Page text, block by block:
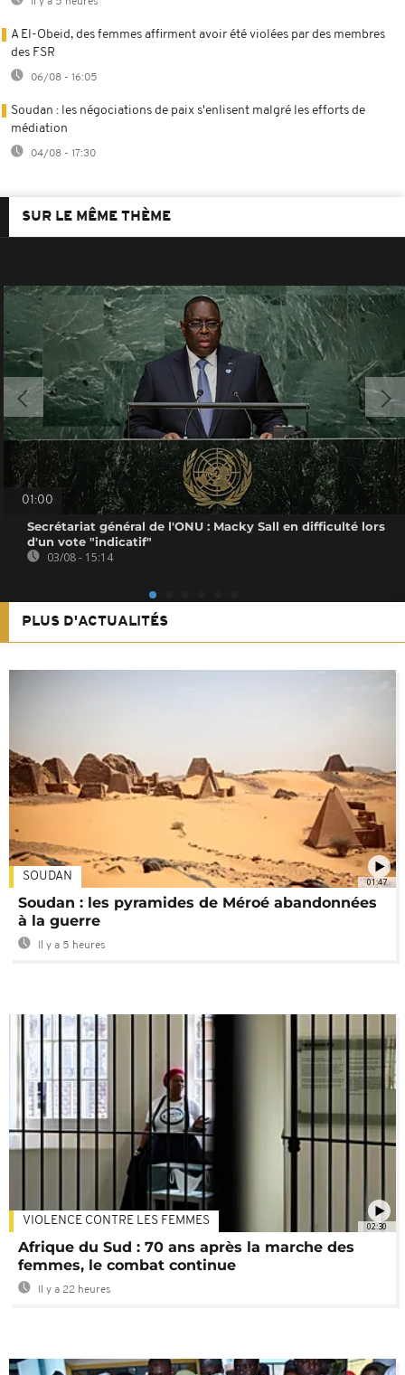
A El-Obeid, des femmes affirment avoir été violées par des membres
des FSR
06/08 - 16:05
Soudan : les négociations de paix s'enlisent malgré les efforts de
médiation
04/08 - 17:30
SUR LE MÊME THÈME
01:00
Secrétariat général de l'ONU : Macky Sall en difficulté lors
d'un vote "indicatif"
03/08 - 15:14
PLUS D'ACTUALITÉS
01:47
SOUDAN
Soudan : les pyramides de Méroé abandonnées
à la guerre
Il y a 5 heures
02:30
VIOLENCE CONTRE LES FEMMES
Afrique du Sud : 70 ans après la marche des
femmes, le combat continue
Il y a 22 heures